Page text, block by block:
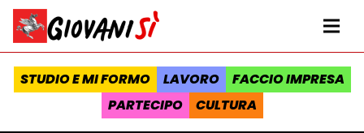
Vai al contenuto
Homepage Giovanisì - Progetto della Regione Toscana
STUDIO E MI FORMO LAVORO
FACCIO IMPRESA
PARTECIPO
CULTURA